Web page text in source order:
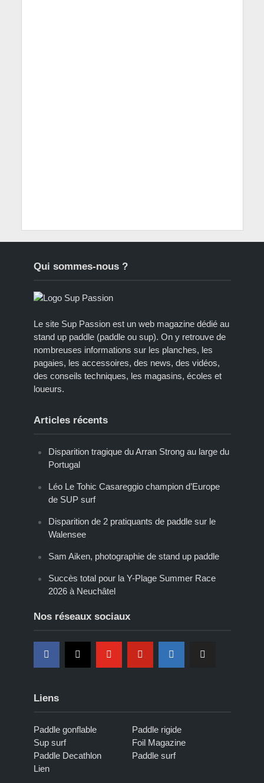
Qui sommes-nous ?
Le site Sup Passion est un web magazine dédié au
stand up paddle (paddle ou sup). On y retrouve de
nombreuses informations sur les planches, les
pagaies, les accessoires, des news, des vidéos,
des conseils techniques, les magasins, écoles et
loueurs.
Articles récents
Disparition tragique du Arran Strong au large du
Portugal
Léo Le Tohic Casareggio champion d’Europe
de SUP surf
Disparition de 2 pratiquants de paddle sur le
Walensee
Sam Aiken, photographie de stand up paddle
Succès total pour la Y-Plage Summer Race
2026 à Neuchâtel
Nos réseaux sociaux
Liens
Paddle gonflable
Paddle rigide
Sup surf
Foil Magazine
Paddle Decathlon
Paddle surf
Lien